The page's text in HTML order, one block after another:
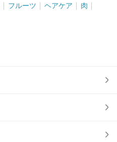
フルーツ ヘアケア 肉